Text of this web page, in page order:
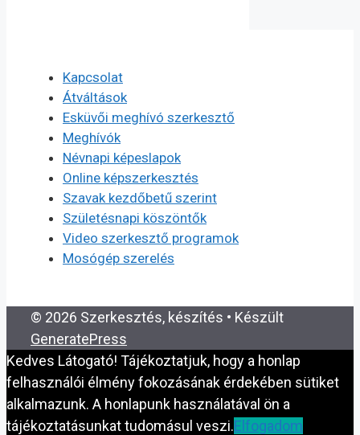
Kapcsolat
Átváltások
Esküvői meghívó szerkesztő
Meghívók
Névnapi képeslapok
Online képszerkesztés
Szavak kezdőbetű szerint
Születésnapi köszöntők
Video szerkesztő programok
Mosógép szerelés
© 2026 Szerkesztés, készítés • Készült
GeneratePress
Kedves Látogató! Tájékoztatjuk, hogy a honlap
felhasználói élmény fokozásának érdekében sütiket
alkalmazunk. A honlapunk használatával ön a
tájékoztatásunkat tudomásul veszi.Elfogadom